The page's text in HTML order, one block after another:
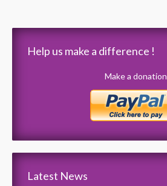
Help us make a difference !
Make a donation
Latest News